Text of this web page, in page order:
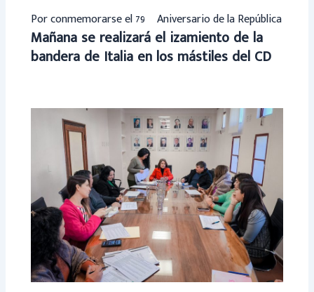
Por conmemorarse el 79º Aniversario de la República
Mañana se realizará el izamiento de la
bandera de Italia en los mástiles del CD